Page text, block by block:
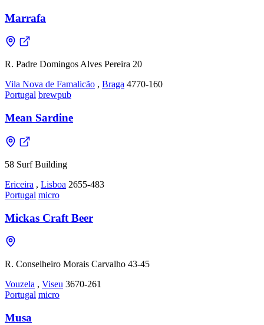
Marrafa
R. Padre Domingos Alves Pereira 20
Vila Nova de Famalicão , Braga 4770-160
Portugal brewpub
Mean Sardine
58 Surf Building
Ericeira , Lisboa 2655-483
Portugal micro
Mickas Craft Beer
R. Conselheiro Morais Carvalho 43-45
Vouzela , Viseu 3670-261
Portugal micro
Musa